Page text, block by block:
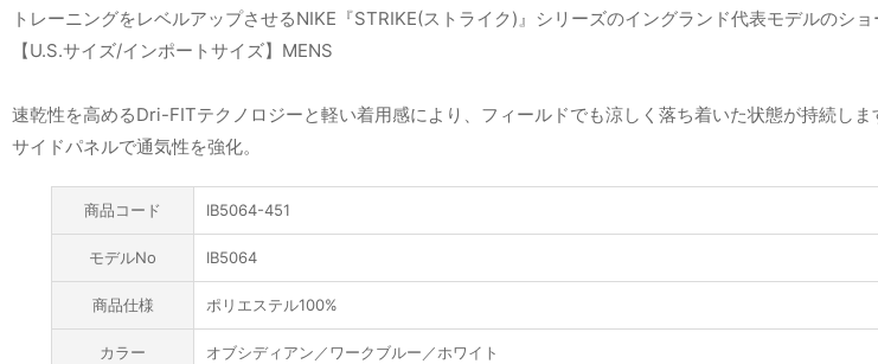
トレーニングをレベルアップさせるNIKE『STRIKE(ストライク)』シリーズのイングランド代表モデルのショ
【U.S.サイズ/インポートサイズ】MENS
速乾性を高めるDri-FITテクノロジーと軽い着用感により、フィールドでも涼しく落ち着いた状態が持続し
サイドパネルで通気性を強化。
商品コード IB5064-451
モデルNo IB5064
商品仕様 ポリエステル100%
カラー オブシディアン／ワークブルー／ホワイト